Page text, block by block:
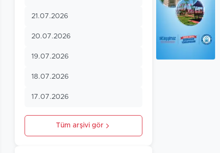
21.07.2026
20.07.2026
19.07.2026
18.07.2026
17.07.2026
Tüm arşivi gör